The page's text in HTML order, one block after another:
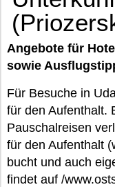
Angebote für
sowie
Für Besuche in
für den Aufenthalt.
Pauschalreisen
für den Aufenthalt
bucht und auch
findet auf /